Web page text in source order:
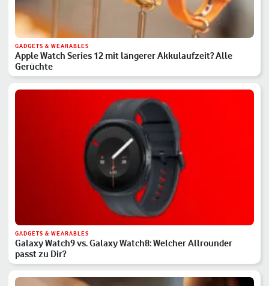
GADGETS & WEARABLES
Apple Watch Series 12 mit längerer Akkulaufzeit? Alle
Gerüchte
GADGETS & WEARABLES
Galaxy Watch9 vs. Galaxy Watch8: Welcher Allrounder
passt zu Dir?